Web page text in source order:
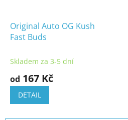
Original Auto OG Kush
Fast Buds
Skladem za 3-5 dní
od 167 Kč
DETAIL